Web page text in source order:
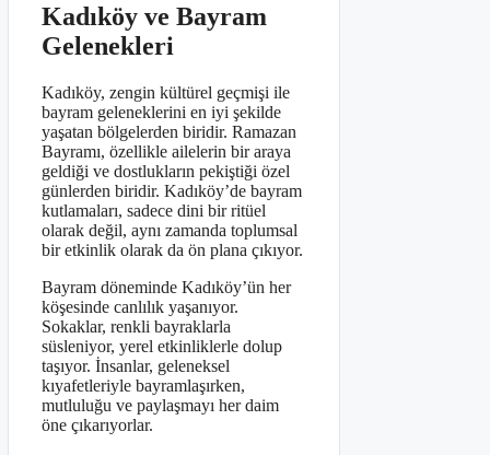
Kadıköy ve Bayram
Gelenekleri
Kadıköy, zengin kültürel geçmişi ile
bayram geleneklerini en iyi şekilde
yaşatan bölgelerden biridir. Ramazan
Bayramı, özellikle ailelerin bir araya
geldiği ve dostlukların pekiştiği özel
günlerden biridir. Kadıköy’de bayram
kutlamaları, sadece dini bir ritüel
olarak değil, aynı zamanda toplumsal
bir etkinlik olarak da ön plana çıkıyor.
Bayram döneminde Kadıköy’ün her
köşesinde canlılık yaşanıyor.
Sokaklar, renkli bayraklarla
süsleniyor, yerel etkinliklerle dolup
taşıyor. İnsanlar, geleneksel
kıyafetleriyle bayramlaşırken,
mutluluğu ve paylaşmayı her daim
öne çıkarıyorlar.